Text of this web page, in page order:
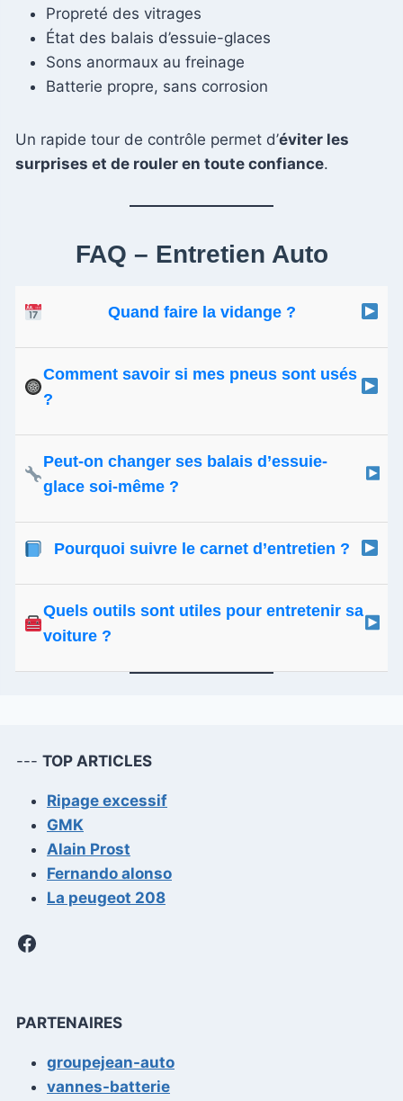
Propreté des vitrages
État des balais d’essuie-glaces
Sons anormaux au freinage
Batterie propre, sans corrosion
Un rapide tour de contrôle permet d’éviter les
surprises et de rouler en toute confiance.
FAQ – Entretien Auto
Quand faire la vidange ?
Tous les 10 000 à 15 000 km ou une fois par an, selon
l’usage de votre véhicule.
Comment savoir si mes pneus sont usés
?
Si la profondeur des sculptures est ≤ 1,6 mm ou si les
témoins d’usure sont atteints, il faut les remplacer.
Peut-on changer ses balais d’essuie-
glace soi-même ?
Oui, c’est simple et rapide. Cela ne nécessite pas d’outil
spécifique et améliore la visibilité immédiatement.
Pourquoi suivre le carnet d’entretien ?
Cela évite les pannes, préserve la garantie constructeur et
valorise votre véhicule lors de la revente.
Quels outils sont utiles pour entretenir sa
voiture ?
Un manomètre, une clé à filtre, un bac de vidange, des
--- TOP ARTICLES
Ripage excessif
GMK
Alain Prost
Fernando alonso
La peugeot 208
Facebook
PARTENAIRES
groupejean-auto
vannes-batterie